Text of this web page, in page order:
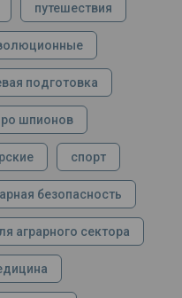
путешествия
подготовка
шпионов
спорт
безопасность
аграрного сектора